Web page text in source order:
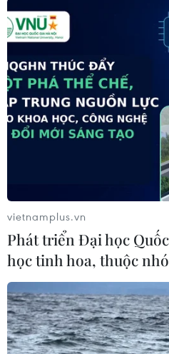
Bình Dương: Hỏa
xuất gỗ gây nhiều
09/08/2019 07:57
Hiện trường vụ cháy là nhà
có vốn đầu tư của Đài Loan
nằm tại khu công nghiệp
xảy ra cháy rộng khoảng
vietnamplus.vn
Phát triển Đại học
học tinh hoa, thuộc